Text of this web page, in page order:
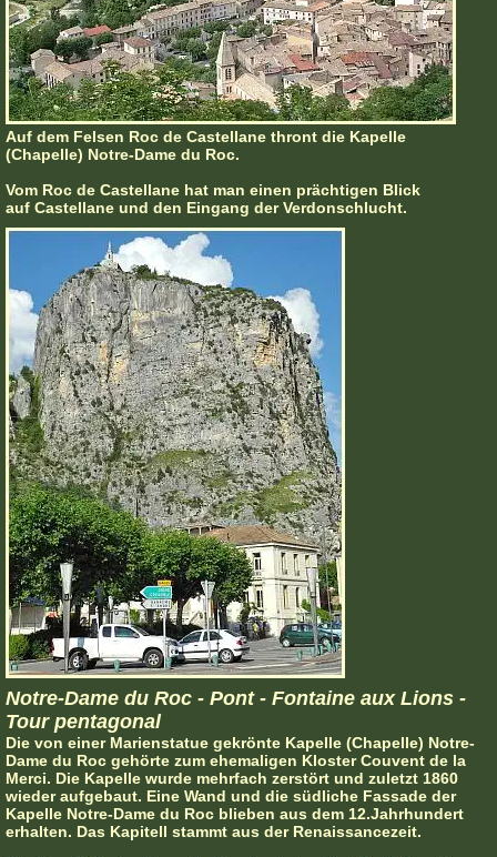
Auf dem Felsen Roc de Castellane thront die Kapelle
(Chapelle) Notre-Dame du Roc.
Vom Roc de Castellane hat man einen prächtigen Blick
auf Castellane und den Eingang der Verdonschlucht.
Notre-Dame du Roc - Pont - Fontaine aux Lions -
Tour pentagonal
Die von einer Marienstatue gekrönte Kapelle (Chapelle) Notre-
Dame du Roc gehörte zum ehemaligen Kloster Couvent de la
Merci. Die Kapelle wurde mehrfach zerstört und zuletzt 1860
wieder aufgebaut. Eine Wand und die südliche Fassade der
Kapelle Notre-Dame du Roc blieben aus dem 12.Jahrhundert
erhalten. Das Kapitell stammt aus der Renaissancezeit.